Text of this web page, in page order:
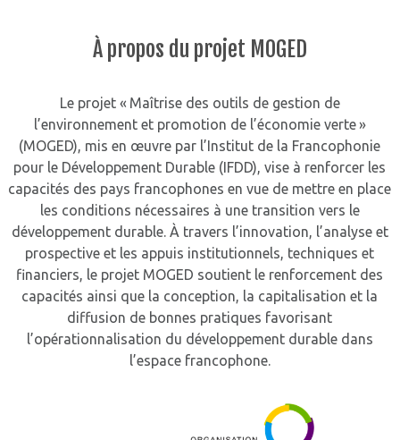
À propos du projet MOGED
Le projet « Maîtrise des outils de gestion de
l’environnement et promotion de l’économie verte »
(MOGED), mis en œuvre par l’Institut de la Francophonie
pour le Développement Durable (IFDD), vise à renforcer les
capacités des pays francophones en vue de mettre en place
les conditions nécessaires à une transition vers le
développement durable. À travers l’innovation, l’analyse et
prospective et les appuis institutionnels, techniques et
financiers, le projet MOGED soutient le renforcement des
capacités ainsi que la conception, la capitalisation et la
diffusion de bonnes pratiques favorisant
l’opérationnalisation du développement durable dans
l’espace francophone.